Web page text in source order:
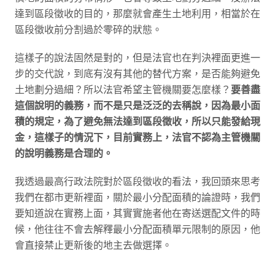
達到區段徵收的目的，那麼就會產生土地利用，相當於在
區段徵收前分割過於零碎的狀態。
這樣子的說法固然是對的，但是法官也在判決裡面更進一
步的交代說，到底有沒有其他的替代方案，是否能夠避免
土地劃分過細？所以法官希望主管機關要怎麼樣？要善盡
這個說明的義務，而不是只是泛泛的去稱說，因為最小面
積的規定，為了避免無法達到區段徵收，所以只能發給現
金，這樣子的情況下，目前實務上，法官不認為主管機關
的說明義務是合理的。
我透過最高行政法院對於區段徵收的看法，我回頭來思考
我們在都市更新裡面，關於最小分配面積的論證時，我們
要知道說在實務上面，其實實施者他在寄送選配文件的時
候，他往往不會去解釋最小分配面積單元限制的原因，他
會直接禁止更新後的地主去做選擇。